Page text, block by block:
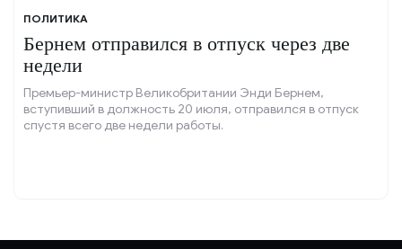
ПОЛИТИКА
Бернем отправился в отпуск через две
недели
Премьер-министр Великобритании Энди Бернем,
вступивший в должность 20 июля, отправился в отпуск
спустя всего две недели работы.